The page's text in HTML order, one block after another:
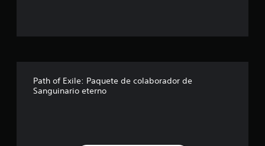
Path of Exile: Paquete de colaborador de
Sanguinario eterno